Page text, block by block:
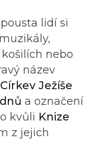
lidí si
nebo
název
Církev Ježíše
a označení
kvůli Knize
z jejich